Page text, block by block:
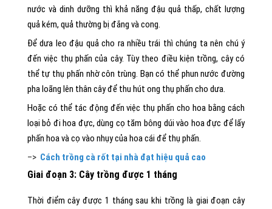
nước và dinh dưỡng thì khả năng đậu quả thấp, chất lượng
quả kém, quả thường bị đắng và cong.
Để dưa leo đậu quả cho ra nhiều trái thì chúng ta nên chú ý
đến việc thụ phấn của cây. Tùy theo điều kiện trồng, cây có
thể tự thụ phấn nhờ côn trùng. Bạn có thể phun nước đường
pha loãng lên thân cây để thu hút ong thụ phấn cho dưa.
Hoặc có thể tác động đến việc thụ phấn cho hoa bằng cách
loại bỏ đi hoa đực, dùng cọ tăm bông dúi vào hoa đực để lấy
phấn hoa và cọ vào nhụy của hoa cái để thụ phấn.
–> Cách trồng cà rốt tại nhà đạt hiệu quả cao
Giai đoạn 3: Cây trồng được 1 tháng
Thời điểm cây được 1 tháng sau khi trồng là giai đoạn cây